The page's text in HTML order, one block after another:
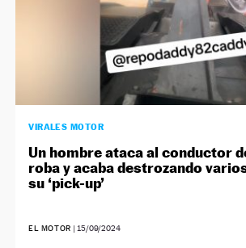
VIRALES MOTOR
Un hombre ataca al conductor
roba y acaba destrozando
su ‘pick-up’
EL MOTOR | 15/09/2024